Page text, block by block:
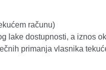
računu)
lake dostupnosti, a iznos
primanja vlasnika